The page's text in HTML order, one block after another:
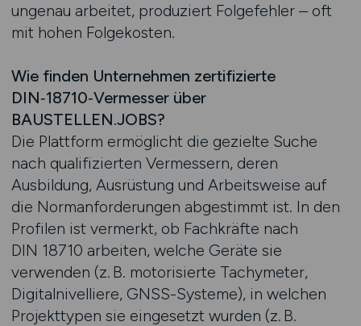
ungenau arbeitet, produziert Folgefehler – oft
mit hohen Folgekosten.
Wie finden Unternehmen zertifizierte
DIN‑18710‑Vermesser über
BAUSTELLEN.JOBS?
Die Plattform ermöglicht die gezielte Suche
nach qualifizierten Vermessern, deren
Ausbildung, Ausrüstung und Arbeitsweise auf
die Normanforderungen abgestimmt ist. In den
Profilen ist vermerkt, ob Fachkräfte nach
DIN 18710 arbeiten, welche Geräte sie
verwenden (z. B. motorisierte Tachymeter,
Digitalnivelliere, GNSS-Systeme), in welchen
Projekttypen sie eingesetzt wurden (z. B.